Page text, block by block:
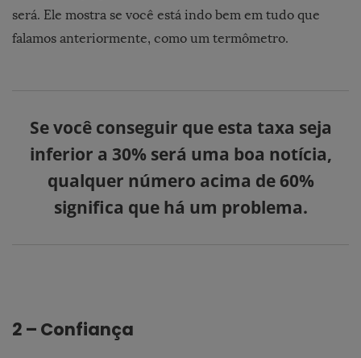
será. Ele mostra se você está indo bem em tudo que
falamos anteriormente, como um termômetro.
Se você conseguir que esta taxa seja
inferior a 30% será uma boa notícia,
qualquer número acima de 60%
significa que há um problema.
2 – Confiança